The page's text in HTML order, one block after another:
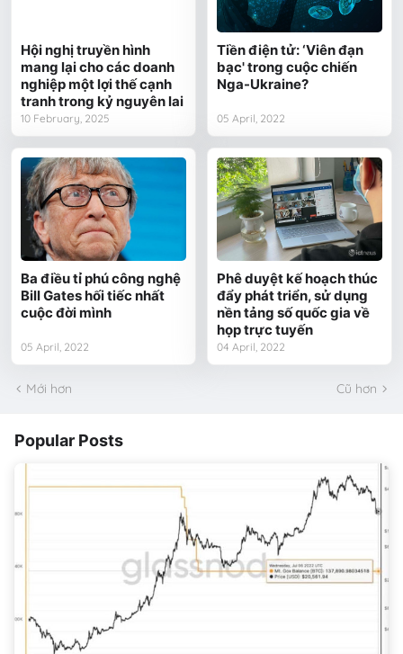
Hội nghị truyền hình
mang lại cho các doanh
nghiệp một lợi thế cạnh
tranh trong kỷ nguyên lai
10 February, 2025
Tiền điện tử: ‘Viên đạn
bạc' trong cuộc chiến
Nga-Ukraine?
05 April, 2022
Ba điều tỉ phú công nghệ
Bill Gates hối tiếc nhất
cuộc đời mình
05 April, 2022
Phê duyệt kế hoạch thúc
đẩy phát triển, sử dụng
nền tảng số quốc gia về
họp trực tuyến
04 April, 2022
Mới hơn Cũ hơn
Popular Posts